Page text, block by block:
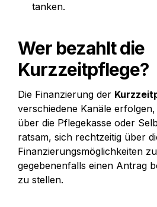
tanken.
Wer bezahlt die
Kurzzeitpflege?
Die Finanzierung der
verschiedene Kanäle
über die Pflegekasse oder
ratsam, sich rechtzeitig über
Finanzierungsmöglichkeiten
gegebenenfalls einen Antrag
zu stellen.